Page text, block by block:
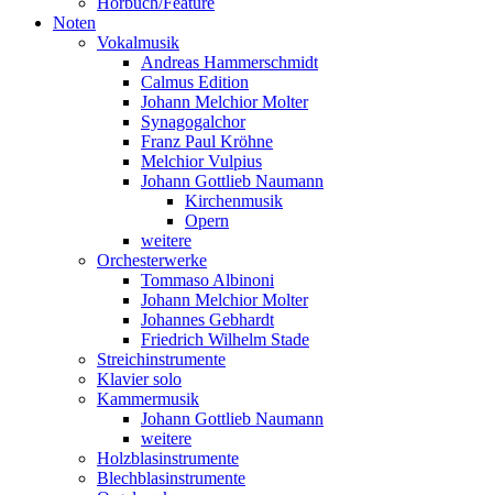
Noten
Vokalmusik
Andreas Hammerschmidt
Calmus Edition
Johann Melchior Molter
Synagogalchor
Franz Paul Kröhne
Melchior Vulpius
Johann Gottlieb Naumann
Kirchenmusik
Opern
weitere
Orchesterwerke
Tommaso Albinoni
Johann Melchior Molter
Johannes Gebhardt
Friedrich Wilhelm Stade
Streichinstrumente
Klavier solo
Kammermusik
Johann Gottlieb Naumann
weitere
Holzblasinstrumente
Blechblasinstrumente